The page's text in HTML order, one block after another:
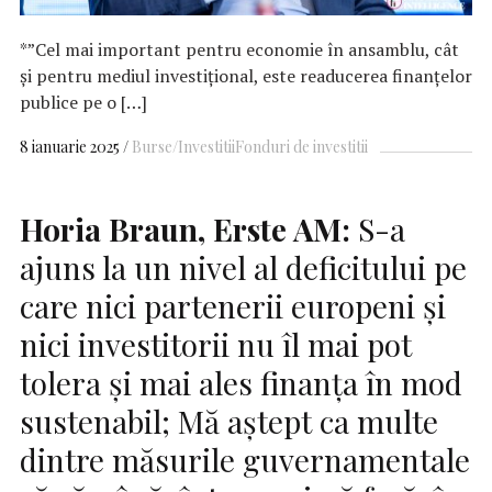
*”Cel mai important pentru economie în ansamblu, cât
și pentru mediul investițional, este readucerea finanțelor
publice pe o […]
8 ianuarie 2025 Burse/InvestitiiFonduri de investitii
Horia Braun, Erste AM: S-a
ajuns la un nivel al deficitului pe
care nici partenerii europeni și
nici investitorii nu îl mai pot
tolera și mai ales finanța în mod
sustenabil; Mă aștept ca multe
dintre măsurile guvernamentale